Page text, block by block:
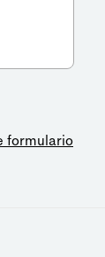
formulario